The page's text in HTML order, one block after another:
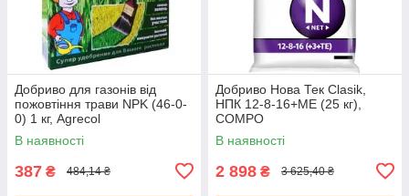
Добриво для газонів від
пожовтіння трави NPK (46-0-
0) 1 кг, Agrecol
В наявності
387 ₴ 484,14 ₴
Добриво Нова Тек Clasik,
НПК 12-8-16+МЕ (25 кг),
COMPO
В наявності
2 898 ₴ 3 625,40 ₴